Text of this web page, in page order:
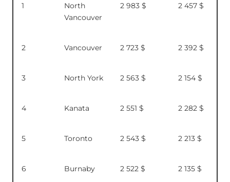
totale
chambre
1
North
Vancouver
2 983 $ 2 457 $
2 Vancouver 2 723 $ 2 392 $
3 North York 2 563 $ 2 154 $
4 Kanata 2 551 $ 2 282 $
5 Toronto 2 543 $ 2 213 $
6 Burnaby 2 522 $ 2 135 $